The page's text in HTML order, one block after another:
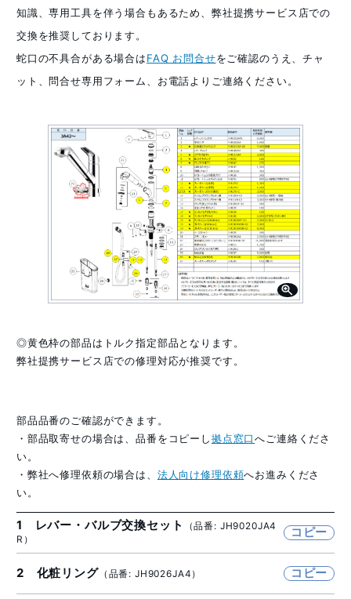
知識、専用工具を伴う場合もあるため、弊社提携サービス店での
交換を推奨しております。
蛇口の不具合がある場合はFAQ お問合せをご確認のうえ、チャ
ット、問合せ専用フォーム、お電話よりご連絡ください。
◎黄色枠の部品はトルク指定部品となります。
弊社提携サービス店での修理対応が推奨です。
部品品番のご確認ができます。
・部品取寄せの場合は、品番をコピーし拠点窓口へご連絡くださ
い。
・弊社へ修理依頼の場合は、 法人向け修理依頼へお進みくださ
い。
1 レバー・バルブ交換セット
（品番: JH9020JA4
R）
コピー
2 化粧リング（品番: JH9026JA4） コピー